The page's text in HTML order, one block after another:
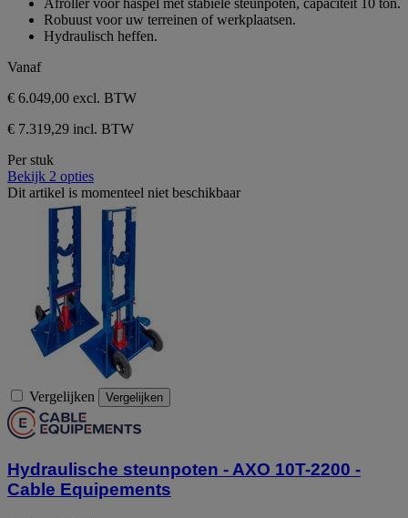
sterren.
Robuust voor uw terreinen of werkplaatsen.
Hydraulisch heffen.
Vanaf
€ 6.049,00 excl. BTW
€ 7.319,29 incl. BTW
Per stuk
Bekijk 2 opties
Dit artikel is momenteel niet beschikbaar
Vergelijken Vergelijken
Hydraulische steunpoten - AXO 10T-2200 -
Cable Equipements